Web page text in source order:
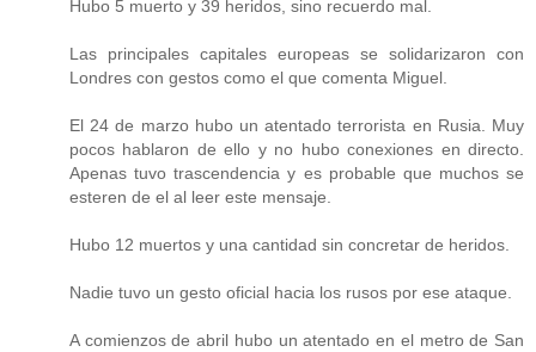
Hubo 5 muerto y 39 heridos, sino recuerdo mal.
Las principales capitales europeas se solidarizaron con
Londres con gestos como el que comenta Miguel.
El 24 de marzo hubo un atentado terrorista en Rusia. Muy
pocos hablaron de ello y no hubo conexiones en directo.
Apenas tuvo trascendencia y es probable que muchos se
esteren de el al leer este mensaje.
Hubo 12 muertos y una cantidad sin concretar de heridos.
Nadie tuvo un gesto oficial hacia los rusos por ese ataque.
A comienzos de abril hubo un atentado en el metro de San